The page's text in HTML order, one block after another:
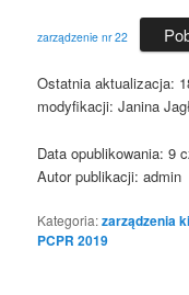
zarządzenie nr 22
Ostatnia aktualizacja:
modyfikacji:Janina
Data opublikowania: 9
Autor publikacji: admin
Kategoria:zarządzenia
PCPR 2019